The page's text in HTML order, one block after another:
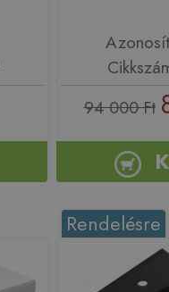
94 000 Ft
Rendelésre